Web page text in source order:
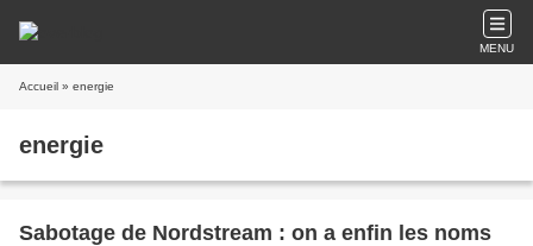
MENU
Accueil » energie
energie
Sabotage de Nordstream : on a enfin les noms